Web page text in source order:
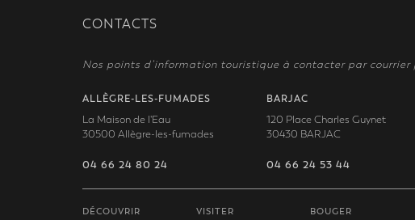
CONTACTS
Nos points d’information touristique à contacter par courrier
ALLÈGRE-LES-FUMADES
La Maison de l'Eau
30500 Allègre-les-fumades
04 66 24 80 24
BARJAC
120 Place Charles Guynet
30430 BARJAC
04 66 24 53 44
DÉCOUVRIR
VISITER
BOUGER